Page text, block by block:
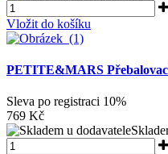
Vložit do košíku
PETITE&MARS
Sleva po registraci 10%
769 Kč